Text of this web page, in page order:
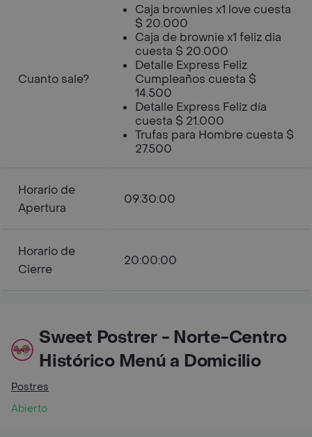
Cuanto sale?
Caja brownies x1 love cuesta
$ 20.000
Caja de brownie x1 feliz dia
cuesta $ 20.000
Detalle Express Feliz
Cumpleaños cuesta $
14.500
Detalle Express Feliz día
cuesta $ 21.000
Trufas para Hombre cuesta $
27.500
Horario de
Apertura
09:30:00
Horario de
Cierre
20:00:00
Sweet Postrer - Norte-Centro
Histórico Menú a Domicilio
Postres
Abierto